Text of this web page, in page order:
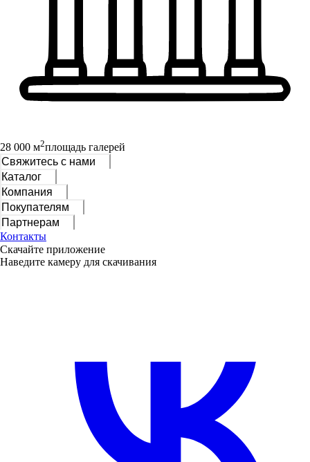
28 000 м2площадь галерей
Свяжитесь с нами
Каталог
Компания
Покупателям
Партнерам
Контакты
Скачайте приложение
Наведите камеру для скачивания